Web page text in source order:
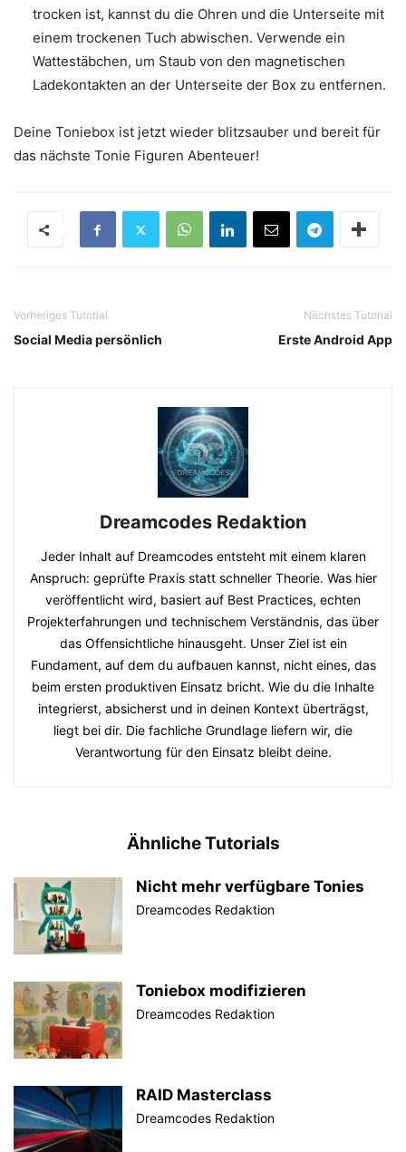
trocken ist, kannst du die Ohren und die Unterseite mit
einem trockenen Tuch abwischen. Verwende ein
Wattestäbchen, um Staub von den magnetischen
Ladekontakten an der Unterseite der Box zu entfernen.
Deine Toniebox ist jetzt wieder blitzsauber und bereit für
das nächste Tonie Figuren Abenteuer!
Vorheriges Tutorial
Social Media persönlich
Nächstes Tutorial
Erste Android App
Dreamcodes Redaktion
Jeder Inhalt auf Dreamcodes entsteht mit einem klaren
Anspruch: geprüfte Praxis statt schneller Theorie. Was hier
veröffentlicht wird, basiert auf Best Practices, echten
Projekterfahrungen und technischem Verständnis, das über
das Offensichtliche hinausgeht. Unser Ziel ist ein
Fundament, auf dem du aufbauen kannst, nicht eines, das
beim ersten produktiven Einsatz bricht. Wie du die Inhalte
integrierst, absicherst und in deinen Kontext überträgst,
liegt bei dir. Die fachliche Grundlage liefern wir, die
Verantwortung für den Einsatz bleibt deine.
Ähnliche Tutorials
Nicht mehr verfügbare Tonies
Dreamcodes Redaktion
Toniebox modifizieren
Dreamcodes Redaktion
RAID Masterclass
Dreamcodes Redaktion